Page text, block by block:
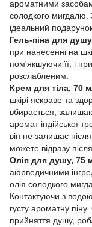
ароматними
солодкого мигдалю.
ідеальний
Гель-піна для
при нанесенні на
пом'якшуючи її, і
розслабленим.
Крем для тіла, 70
шкірі яскраве та
вбирається,
аромат індійської
він не залишає
можете відразу
Олія для душу, 75
аюрведичними
олія солодкого
Контактуючи з
густу ароматну
прийняття душу,